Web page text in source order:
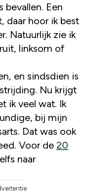
bevallen. Een
daar hoor ik best
Natuurlijk zie ik
linksom of
en sindsdien is
Nu krijgt
ik veel wat. Ik
bij mijn
Dat was ook
Voor de 20
naar